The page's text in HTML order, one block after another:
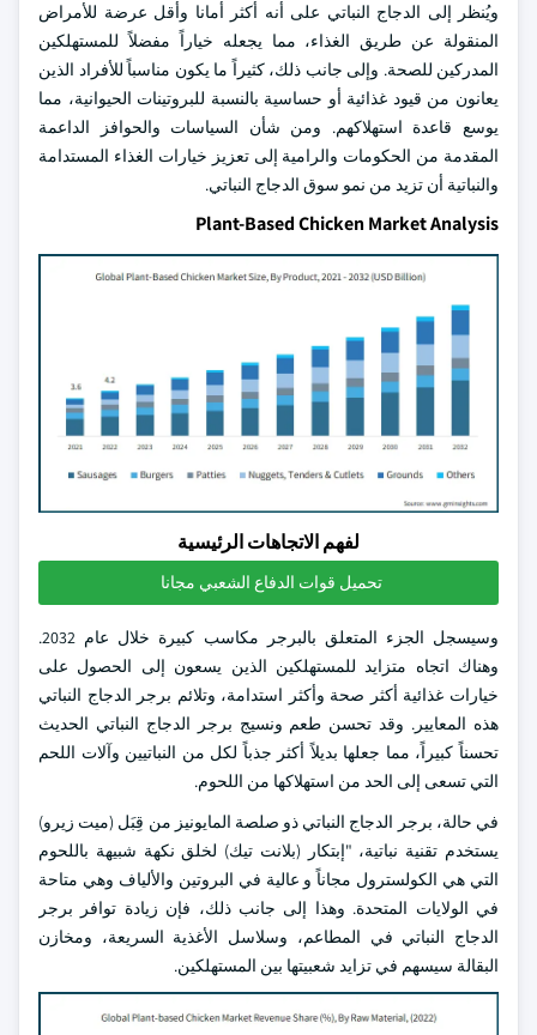
ويُنظر إلى الدجاج النباتي على أنه أكثر أمانا وأقل عرضة للأمراض
المنقولة عن طريق الغذاء، مما يجعله خياراً مفضلاً للمستهلكين
المدركين للصحة. وإلى جانب ذلك، كثيراً ما يكون مناسباً للأفراد الذين
يعانون من قيود غذائية أو حساسية بالنسبة للبروتينات الحيوانية، مما
يوسع قاعدة استهلاكهم. ومن شأن السياسات والحوافز الداعمة
المقدمة من الحكومات والرامية إلى تعزيز خيارات الغذاء المستدامة
والنباتية أن تزيد من نمو سوق الدجاج النباتي.
Plant-Based Chicken Market Analysis
لفهم الاتجاهات الرئيسية
تحميل قوات الدفاع الشعبي مجانا
وسيسجل الجزء المتعلق بالبرجر مكاسب كبيرة خلال عام 2032.
وهناك اتجاه متزايد للمستهلكين الذين يسعون إلى الحصول على
خيارات غذائية أكثر صحة وأكثر استدامة، وتلائم برجر الدجاج النباتي
هذه المعايير. وقد تحسن طعم ونسيج برجر الدجاج النباتي الحديث
تحسناً كبيراً، مما جعلها بديلاً أكثر جذباً لكل من النباتيين وآلات اللحم
التي تسعى إلى الحد من استهلاكها من اللحوم.
في حالة، برجر الدجاج النباتي ذو صلصة المايونيز من قِبَل (ميت زيرو)
يستخدم تقنية نباتية، "إبتكار (بلانت تيك) لخلق نكهة شبيهة باللحوم
التي هي الكولسترول مجاناً و عالية في البروتين والألياف وهي متاحة
في الولايات المتحدة. وهذا إلى جانب ذلك، فإن زيادة توافر برجر
الدجاج النباتي في المطاعم، وسلاسل الأغذية السريعة، ومخازن
البقالة سيسهم في تزايد شعبيتها بين المستهلكين.